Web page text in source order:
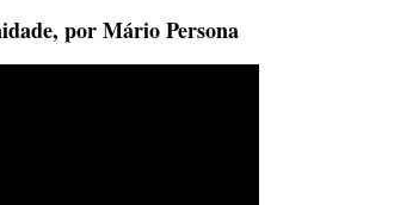
por Mário Persona